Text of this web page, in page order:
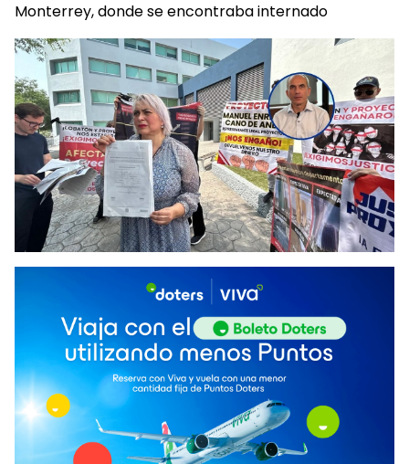
Monterrey, donde se encontraba internado